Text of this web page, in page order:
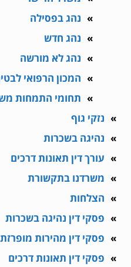
נהג בפסילה
נהג חדש
נהג לא מורשה
המכון הרפואי
תחומי התמחות
נזקי גוף
נהיגה בשכרות
עורך דין תאונות דרכים
משרדנו בתקשורת
הצלחות
פסקי דין נהיגה בשכרות
פסקי דין מהירות מופרזת
פסקי דין תאונות דרכים